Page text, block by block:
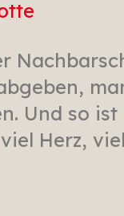
Und so
Herz,